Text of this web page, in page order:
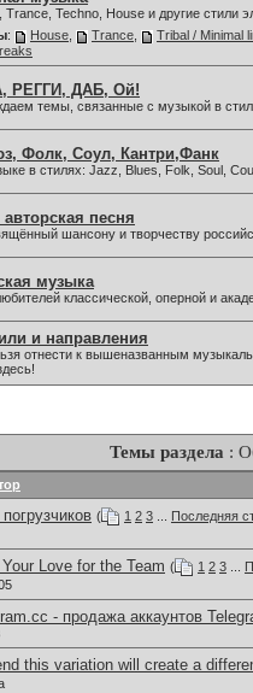
Trance, Techno, House и другие стили
: House Trance Tribal / Minimal
РЕГГИ, ДАБ, Ой!
темы, связанные с музыкой в
Фолк, Соул, Кантри,Фанк
в стилях: Jazz, Blues, Folk, Soul,
песня
шансону и творчеству
музыка
классической, оперной и
и направления
отнести к вышеназванным
Темы раздела :
( 1 2 3 Последняя
Love for the Team ( 1 2 3
- продажа аккаунтов
this variation will create a